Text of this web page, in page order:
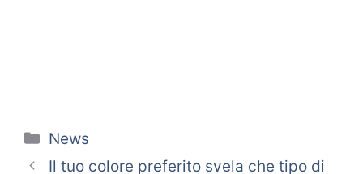
Categorie
News
Il tuo colore preferito svela che tipo di